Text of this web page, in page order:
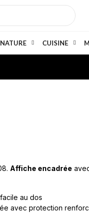
NATURE CUISINE
Affiche encadrée
au dos
avec protection